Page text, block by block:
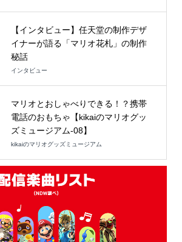
【インタビュー】任天堂の制作デザ
イナーが語る「マリオ花札」の制作
秘話
インタビュー
マリオとおしゃべりできる！？携帯
電話のおもちゃ【kikaiのマリオグッ
ズミュージアム-08】
kikaiのマリオグッズミュージアム